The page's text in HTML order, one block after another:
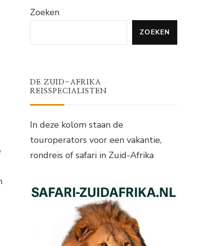
Zoeken
ZOEKEN
DE ZUID-AFRIKA
REISSPECIALISTEN
In deze kolom staan de
touroperators voor een vakantie,
rondreis of safari in Zuid-Afrika